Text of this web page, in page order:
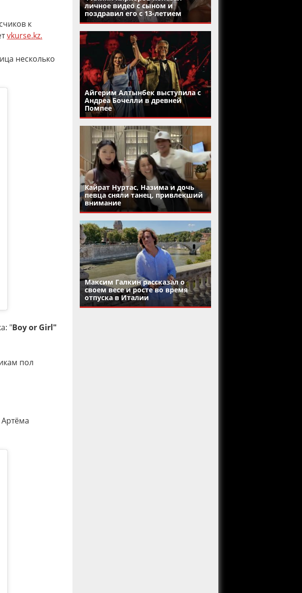
к
vkurse.kz.
несколько
"Boy or Girl"
пол
личное видео с сыном и
поздравил его с 13-летием
Айгерим Алтынбек выступила с
Андреа Бочелли в древней
Помпее
Кайрат Нуртас, Назима и дочь
певца сняли танец, привлекший
внимание
Максим Галкин рассказал о
своем весе и росте во время
отпуска в Италии